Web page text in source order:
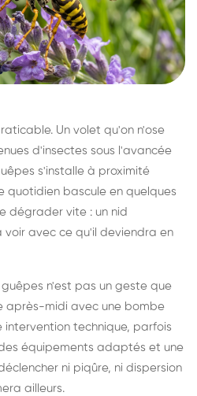
Un volet qu'on n'ose
d'insectes sous l'avancée
s'installe à proximité
quotidien bascule en quelques
dégrader vite : un nid
voir avec ce qu'il deviendra en
n'est pas un geste que
après-midi avec une bombe
intervention technique, parfois
équipements adaptés et une
ni piqûre, ni dispersion
ailleurs.